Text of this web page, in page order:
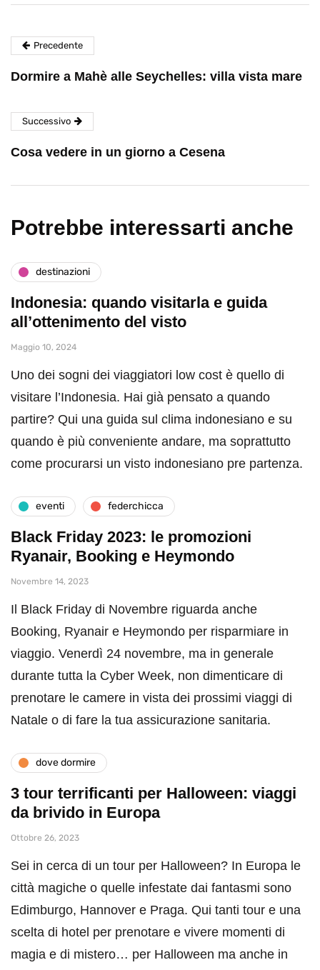
Precedente
Dormire a Mahè alle Seychelles: villa vista mare
Successivo
Cosa vedere in un giorno a Cesena
Potrebbe interessarti anche
destinazioni
Indonesia: quando visitarla e guida
all’ottenimento del visto
Maggio 10, 2024
Uno dei sogni dei viaggiatori low cost è quello di
visitare l’Indonesia. Hai già pensato a quando
partire? Qui una guida sul clima indonesiano e su
quando è più conveniente andare, ma soprattutto
come procurarsi un visto indonesiano pre partenza.
eventi federchicca
Black Friday 2023: le promozioni
Ryanair, Booking e Heymondo
Novembre 14, 2023
Il Black Friday di Novembre riguarda anche
Booking, Ryanair e Heymondo per risparmiare in
viaggio. Venerdì 24 novembre, ma in generale
durante tutta la Cyber Week, non dimenticare di
prenotare le camere in vista dei prossimi viaggi di
Natale o di fare la tua assicurazione sanitaria.
dove dormire
3 tour terrificanti per Halloween: viaggi
da brivido in Europa
Ottobre 26, 2023
Sei in cerca di un tour per Halloween? In Europa le
città magiche o quelle infestate dai fantasmi sono
Edimburgo, Hannover e Praga. Qui tanti tour e una
scelta di hotel per prenotare e vivere momenti di
magia e di mistero… per Halloween ma anche in